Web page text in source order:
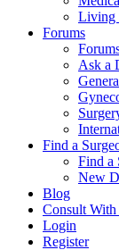
Living
Forums
Ask a
Find a
Find a
New
Blog
Consult
Login
Register